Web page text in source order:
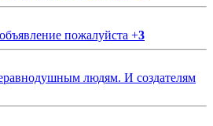
пожалуйста +3
людям. И создателям